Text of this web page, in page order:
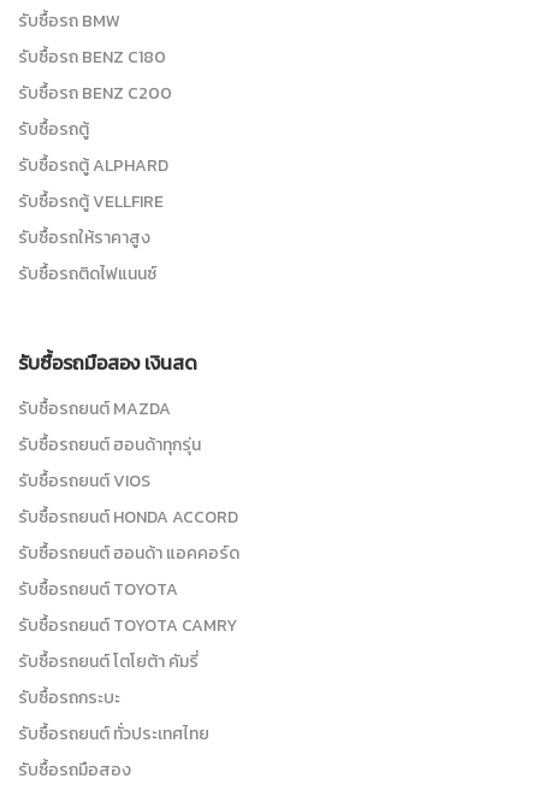
รับซื้อรถ BMW
รับซื้อรถ BENZ C180
รับซื้อรถ BENZ C200
รับซื้อรถตู้
รับซื้อรถตู้ ALPHARD
รับซื้อรถตู้ VELLFIRE
รับซื้อรถให้ราคาสูง
รับซื้อรถติดไฟแนนซ์
รับซื้อรถมือสอง เงินสด
รับซื้อรถยนต์ MAZDA
รับซื้อรถยนต์ ฮอนด้าทุกรุ่น
รับซื้อรถยนต์ VIOS
รับซื้อรถยนต์ HONDA ACCORD
รับซื้อรถยนต์ ฮอนด้า แอคคอร์ด
รับซื้อรถยนต์ TOYOTA
รับซื้อรถยนต์ TOYOTA CAMRY
รับซื้อรถยนต์ โตโยต้า คัมรี่
รับซื้อรถกระบะ
รับซื้อรถยนต์ ทั่วประเทศไทย
รับซื้อรถมือสอง